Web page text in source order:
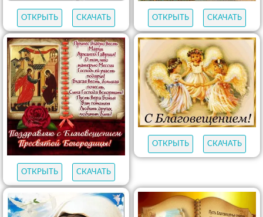
ОТКРЫТЬ СКАЧАТЬ ОТКРЫТЬ СКАЧАТЬ
ОТКРЫТЬ СКАЧАТЬ
ОТКРЫТЬ СКАЧАТЬ